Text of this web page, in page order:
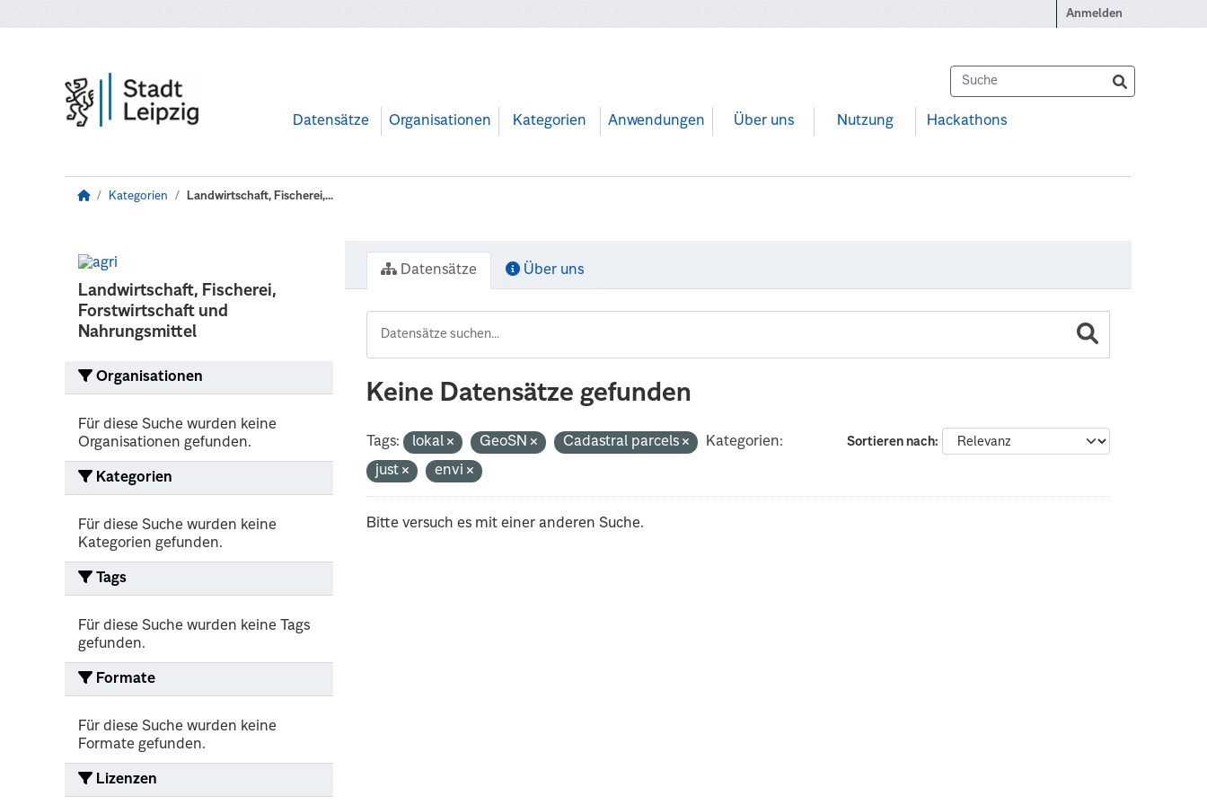
Anmelden
Datensätze Organisationen Kategorien Anwendungen Über uns Nutzung Hackathons
Kategorien Landwirtschaft, Fischerei,...
Landwirtschaft, Fischerei,
Forstwirtschaft und
Nahrungsmittel
Organisationen
Für diese Suche wurden keine
Organisationen gefunden.
Kategorien
Für diese Suche wurden keine
Kategorien gefunden.
Tags
Für diese Suche wurden keine Tags
gefunden.
Formate
Für diese Suche wurden keine
Formate gefunden.
Lizenzen
Datensätze Über uns
Keine Datensätze gefunden
Sortieren nach
Tags: lokal GeoSN Cadastral parcels
Kategorien:
just
envi
Bitte versuch es mit einer anderen Suche.